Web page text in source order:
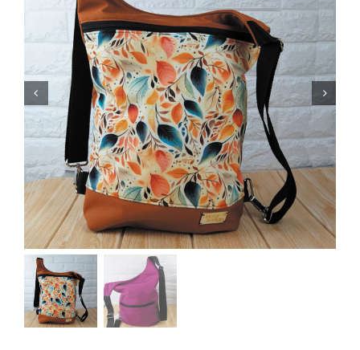
Bolsos mochila
Riñoneras
Fundas de libro
Accesorios
Sobre Hala Bazan